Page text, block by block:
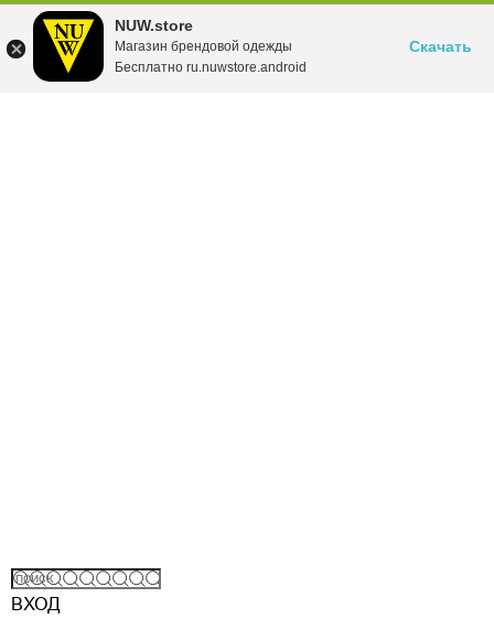
NUW.store
Магазин брендовой одежды
Бесплатно ru.nuwstore.android
Скачать
ВХОД